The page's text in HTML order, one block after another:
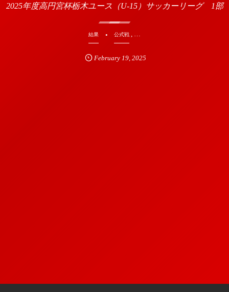
2025年度高円宮杯栃木ユース（U-15）サッカーリーグ 1部
結果 公式戦
February 19, 2025